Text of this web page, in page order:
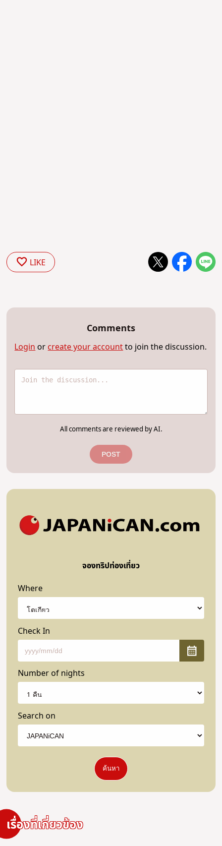
LIKE
Comments
Loginorcreate your accountto join the discussion.
All comments are reviewed by AI.
POST
จองทริปท่องเที่ยว
Where
Check In
Number of nights
Search on
ค้นหา
เรื่องที่เกี่ยวข้อง